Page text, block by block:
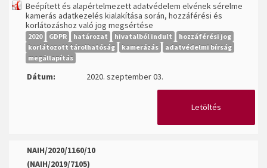
Beépített és alapértelmezett adatvédelem elvének sérelme
kamerás adatkezelés kialakítása során, hozzáférési és
korlátozáshoz való jog megsértése
2020 GDPR határozat hivatalból indult
hozzáférési jog
korlátozott tárolhatóság
kamerázás
adatvédelmi bírság
megállapítás
Dátum: 2020. szeptember 03.
Letöltés
NAIH/2020/1160/10
(NAIH/2019/7105)